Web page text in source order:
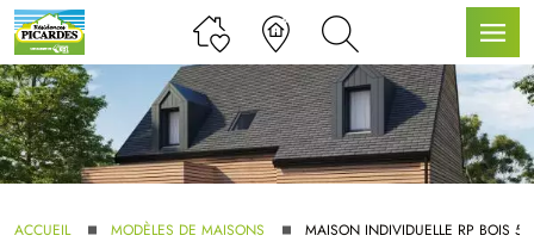
ACCUEIL MODÈLES DE MAISONS MAISON INDIVIDUELLE RP BOIS 5